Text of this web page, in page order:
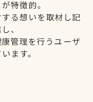
特徴的。
る想いを取材し記
、
管理を行うユーザ
ます。